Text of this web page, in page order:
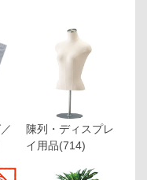
陳列・ディスプレ
イ用品(714)